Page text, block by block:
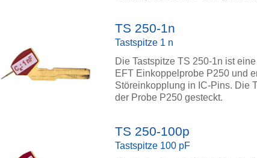
TS 250-1n
Tastspitze 1 n
Die Tastspitze TS 250-1n ist
EFT Einkoppelprobe P250 und
Störeinkopplung in IC-Pins. Die
der Probe P250 gesteckt.
TS 250-100p
Tastspitze 100 pF